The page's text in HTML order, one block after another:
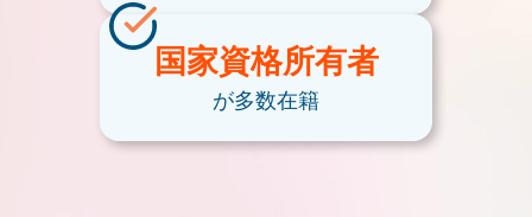
国家資格所有者
が多数在籍